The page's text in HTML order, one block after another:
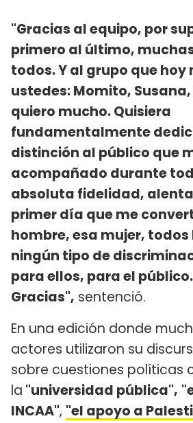
"Gracias al equipo, por
primero al último,
todos. Y al grupo que
ustedes: Momito, Susana,
quiero mucho. Quisiera
fundamentalmente
distinción al público que
acompañado durante
absoluta fidelidad,
primer día que me
hombre, esa mujer, todos
ningún tipo de
para ellos, para el público.
Gracias", sentenció.
En una edición donde
actores utilizaron su
sobre cuestiones políticas
la "universidad pública",
INCAA", "el apoyo a